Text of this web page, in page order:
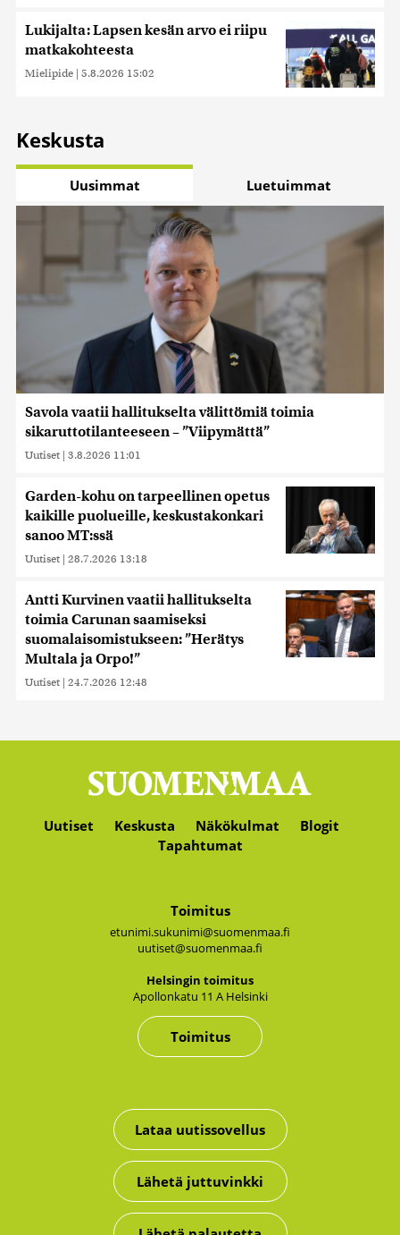
Lukijalta: Lapsen kesän arvo ei riipu
matkakohteesta
Mielipide | 5.8.2026 15:02
Keskusta
Uusimmat Luetuimmat
Savola vaatii hallitukselta välittömiä toimia
sikaruttotilanteeseen – ”Viipymättä”
Uutiset | 3.8.2026 11:01
Garden-kohu on tarpeellinen opetus
kaikille puolueille, keskustakonkari
sanoo MT:ssä
Uutiset | 28.7.2026 13:18
Antti Kurvinen vaatii hallitukselta
toimia Carunan saamiseksi
suomalaisomistukseen: ”Herätys
Multala ja Orpo!”
Uutiset | 24.7.2026 12:48
Uutiset Keskusta Näkökulmat
Blogit
Tapahtumat
Toimitus
etunimi.sukunimi@suomenmaa.fi
uutiset@suomenmaa.fi
Hel­sin­gin toi­mi­tus
Apol­lon­ka­tu 11 A Hel­sin­ki
Toimitus
Lataa uutissovellus
Lähetä juttuvinkki